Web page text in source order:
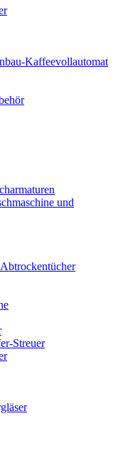
Kaffeevollautomat
und
Streuer